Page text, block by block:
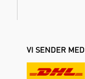
VI SENDER MED